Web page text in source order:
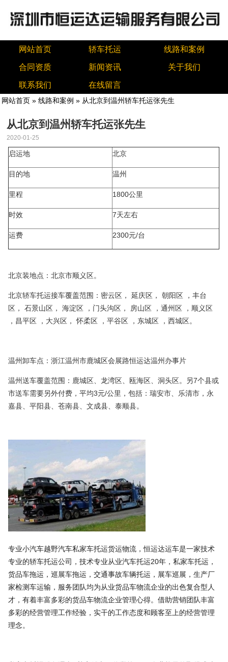
网站首页 轿车托运 线路和案例
合同资质 新闻资讯 关于我们
联系我们 在线留言
网站首页 » 线路和案例 » 从北京到温州轿车托运张先生
从北京到温州轿车托运张先生
2020-01-25
启运地 北京
目的地 温州
里程 1800公里
时效 7天左右
运费 2300元/台
北京装地点：北京市顺义区。
北京轿车托运接车覆盖范围：密云区， 延庆区， 朝阳区 ，丰台
区， 石景山区， 海淀区 ，门头沟区， 房山区 ，通州区 ，顺义区
，昌平区 ，大兴区， 怀柔区 ，平谷区 ，东城区 ，西城区。
温州卸车点：浙江温州市鹿城区会展路恒运达温州办事片
温州送车覆盖范围：鹿城区、龙湾区、瓯海区、洞头区。另7个县或
市送车需要另外付费，平均3元/公里，包括：瑞安市、乐清市，永
嘉县、平阳县、苍南县、文成县、泰顺县。
专业小汽车越野汽车私家车托运货运物流，恒运达运车是一家技术
专业的轿车托运公司，技术专业从业汽车托运20年，私家车托运，
货品车拖运，巡展车拖运，交通事故车辆托运，展车巡展，生产厂
家检测车运输，服务团队均为从业货品车物流企业的出色复合型人
才，有着丰富多彩的货品车物流企业管理心得。借助营销团队丰富
多彩的经营管理工作经验，实干的工作态度和顾客至上的经营管理
理念。